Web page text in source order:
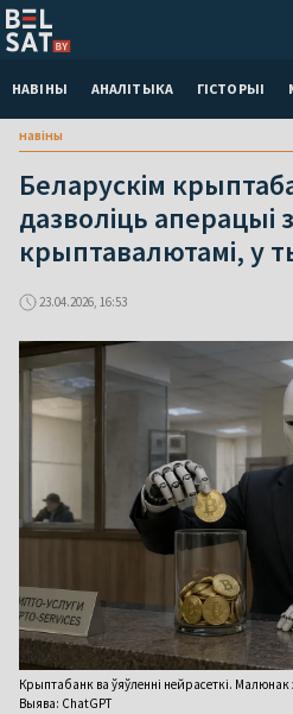
НАВІНЫ АНАЛІТЫКА ГІСТОРЫІ
навіны
Беларускім
дазволіць аперацыі
крыптавалютамі, у
23.04.2026, 16:53
Крыптабанк ва ўяўленні нейрасеткі.
Выява: ChatGPT